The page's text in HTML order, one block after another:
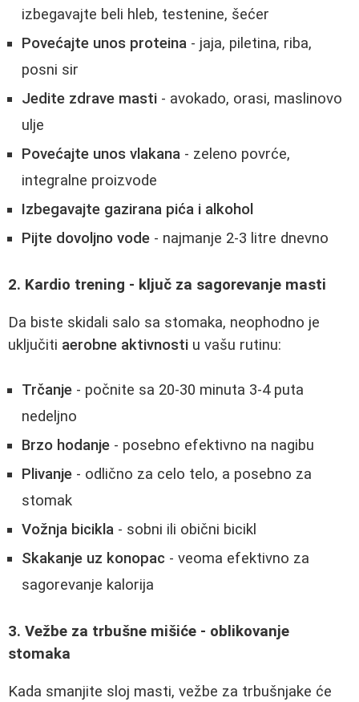
izbegavajte beli hleb, testenine, šećer
Povećajte unos proteina - jaja, piletina, riba,
posni sir
Jedite zdrave masti - avokado, orasi, maslinovo
ulje
Povećajte unos vlakana - zeleno povrće,
integralne proizvode
Izbegavajte gazirana pića i alkohol
Pijte dovoljno vode - najmanje 2-3 litre dnevno
2. Kardio trening - ključ za sagorevanje masti
Da biste skidali salo sa stomaka, neophodno je
uključiti aerobne aktivnosti u vašu rutinu:
Trčanje - počnite sa 20-30 minuta 3-4 puta
nedeljno
Brzo hodanje - posebno efektivno na nagibu
Plivanje - odlično za celo telo, a posebno za
stomak
Vožnja bicikla - sobni ili obični bicikl
Skakanje uz konopac - veoma efektivno za
sagorevanje kalorija
3. Vežbe za trbušne mišiće - oblikovanje
stomaka
Kada smanjite sloj masti, vežbe za trbušnjake će